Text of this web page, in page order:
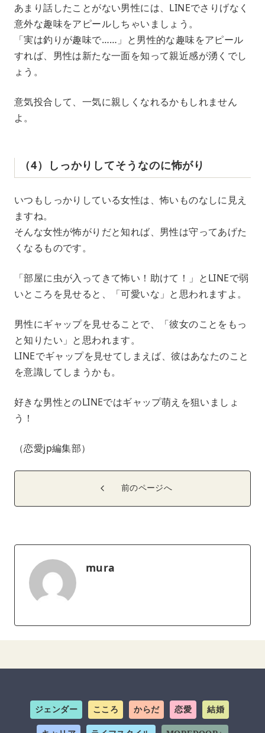
あまり話したことがない男性には、LINEでさりげなく
意外な趣味をアピールしちゃいましょう。
「実は釣りが趣味で……」と男性的な趣味をアピール
すれば、男性は新たな一面を知って親近感が湧くでし
ょう。
意気投合して、一気に親しくなれるかもしれません
よ。
（4）しっかりしてそうなのに怖がり
いつもしっかりしている女性は、怖いものなしに見え
ますね。
そんな女性が怖がりだと知れば、男性は守ってあげた
くなるものです。
「部屋に虫が入ってきて怖い！助けて！」とLINEで弱
いところを見せると、「可愛いな」と思われますよ。
男性にギャップを見せることで、「彼女のことをもっ
と知りたい」と思われます。
LINEでギャップを見せてしまえば、彼はあなたのこと
を意識してしまうかも。
好きな男性とのLINEではギャップ萌えを狙いましょ
う！
（恋愛jp編集部）
前のページへ
mura
ジェンダー こころ からだ 恋愛 結婚